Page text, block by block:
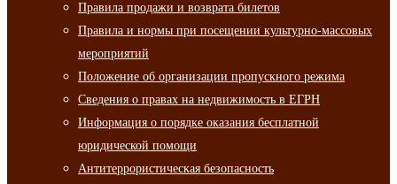
Правила продажи и возврата билетов
Правила и нормы при посещении культурно-массовых
мероприятий
Положение об организации пропускного режима
Сведения о правах на недвижимость в ЕГРН
Информация о порядке оказания бесплатной
юридической помощи
Антитеррористическая безопасность